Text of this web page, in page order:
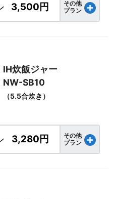
3,500円
その他
プラン
IH炊飯ジャー
NW-SB10
（5.5合炊き）
3,280円
その他
プラン